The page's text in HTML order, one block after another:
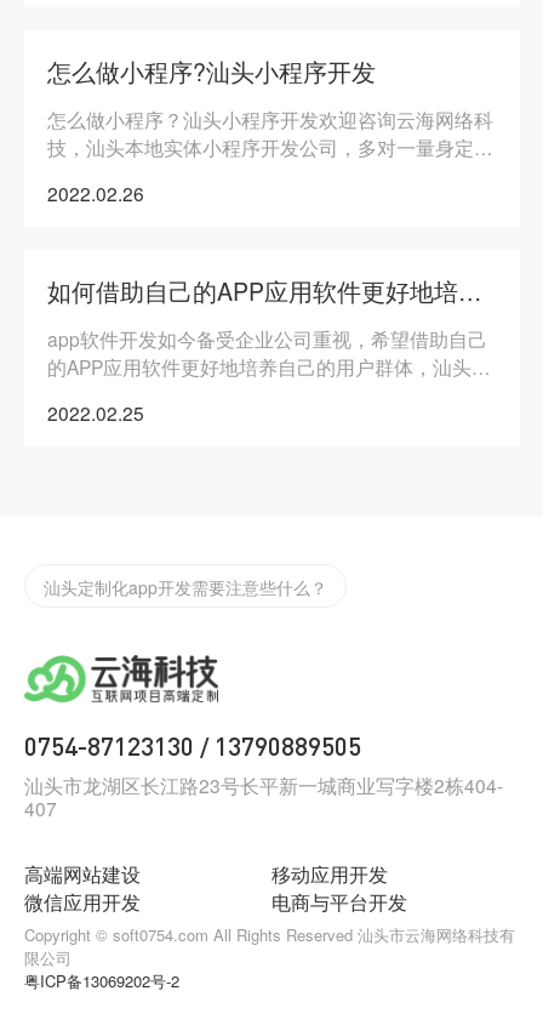
怎么做小程序?汕头小程序开发
怎么做小程序？汕头小程序开发欢迎咨询云海网络科
技，汕头本地实体小程序开发公司，多对一量身定
2022.02.26
如何借助自己的APP应用软件更好地培养自己的用户群体
app软件开发如今备受企业公司重视，希望借助自己
的APP应用软件更好地培养自己的用户群体，汕头
2022.02.25
实体店如何渡过2022年难过，开发app/小程序的好处
汕头网站app开发
汕头定制化app开发需要注意些什么？
如何制作一款合格的小程序？
汕头网络科技有限公司，云海网络科技有限公司
汕头网站建设公司那家好，网站建设找云海网络科技
汕头大型互联网公司，请找云海网络科技
汕头互联网公司排名
0754-87123130 /13790889505
汕头市龙湖区长江路23号长平新一城商业写字楼2栋404-
407
高端网站建设
移动应用开发
微信应用开发
电商与平台开发
Copyright © soft0754.com All Rights Reserved 汕头市云海网络科技有
限公司
粤ICP备13069202号-2